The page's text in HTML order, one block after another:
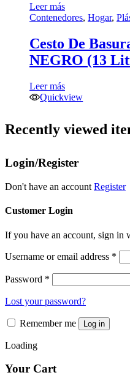
$201.84.
Leer más
Contenedores, Hogar,
Cesto De
NEGRO (13
Leer más
Quickview
Recently viewed
Login/Register
Don't have an account Register
Customer Login
If you have an account, sign in
Username or email address *
Password *
Lost your password?
Remember me Log in
Loading
Your Cart